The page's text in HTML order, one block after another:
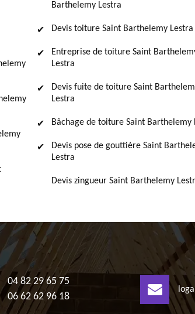
Barthelemy Lestra
Devis toiture Saint Barthelemy Lestra
Entreprise de toiture Saint
Lestra
Devis fuite de toiture Saint
Lestra
Bâchage de toiture Saint Barthelemy
Devis pose de gouttière Saint
Lestra
Devis zingueur Saint Barthelemy
04 82 29 65 75
06 62 62 96 18